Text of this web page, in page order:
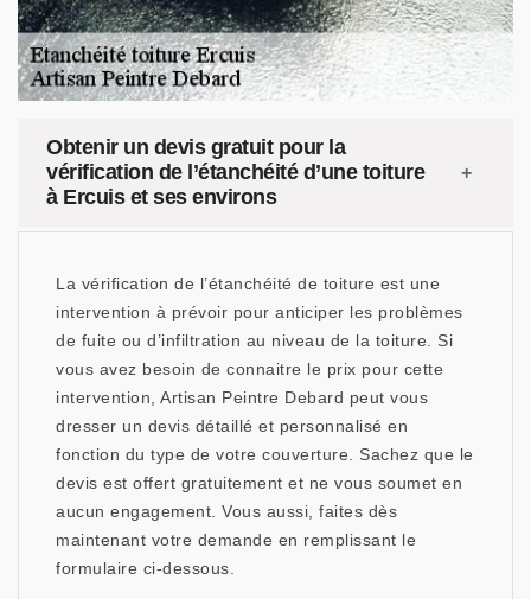
Obtenir un devis gratuit pour la
vérification de l’étanchéité d’une toiture
à Ercuis et ses environs
La vérification de l’étanchéité de toiture est une
intervention à prévoir pour anticiper les problèmes
de fuite ou d’infiltration au niveau de la toiture. Si
vous avez besoin de connaitre le prix pour cette
intervention, Artisan Peintre Debard peut vous
dresser un devis détaillé et personnalisé en
fonction du type de votre couverture. Sachez que le
devis est offert gratuitement et ne vous soumet en
aucun engagement. Vous aussi, faites dès
maintenant votre demande en remplissant le
formulaire ci-dessous.